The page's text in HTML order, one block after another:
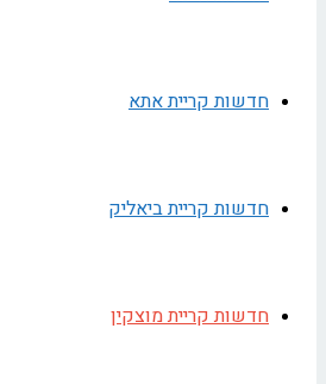
חדשות קריית אתא
חדשות קריית ביאליק
חדשות קריית מוצקין